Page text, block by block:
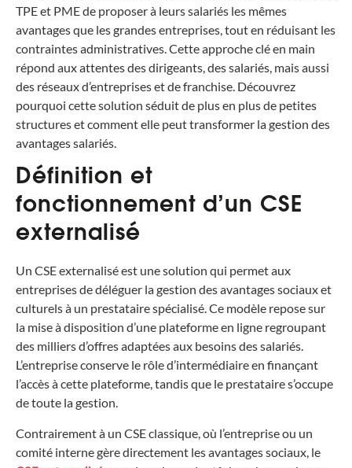
TPE et PME de proposer à leurs salariés les mêmes
avantages que les grandes entreprises, tout en réduisant les
contraintes administratives. Cette approche clé en main
répond aux attentes des dirigeants, des salariés, mais aussi
des réseaux d’entreprises et de franchise. Découvrez
pourquoi cette solution séduit de plus en plus de petites
structures et comment elle peut transformer la gestion des
avantages salariés.
Définition et
fonctionnement d’un CSE
externalisé
Un CSE externalisé est une solution qui permet aux
entreprises de déléguer la gestion des avantages sociaux et
culturels à un prestataire spécialisé. Ce modèle repose sur
la mise à disposition d’une plateforme en ligne regroupant
des milliers d’offres adaptées aux besoins des salariés.
L’entreprise conserve le rôle d’intermédiaire en finançant
l’accès à cette plateforme, tandis que le prestataire s’occupe
de toute la gestion.
Contrairement à un CSE classique, où l’entreprise ou un
comité interne gère directement les avantages sociaux, le